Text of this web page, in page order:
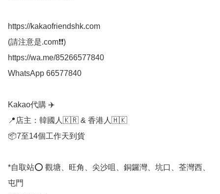
https://kakaofriendshk.com
(請注意是.com❗❗)
https://wa.me/85266577840
WhatsApp 66577840
Kakao代購 ✈️
📍店主：韓國人🇰🇷 & 香港人🇭🇰
📦7至14個工作天到貨
*自取站⭕ 觀塘、旺角、尖沙咀、銅鑼灣、坑口、荃灣西、
屯門